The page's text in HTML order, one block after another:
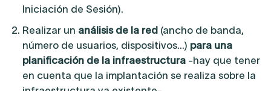
Iniciación de Sesión).
Realizar un análisis de la red (ancho de banda,
número de usuarios, dispositivos…) para una
planificación de la infraestructura-hay que tener
en cuenta que la implantación se realiza sobre la